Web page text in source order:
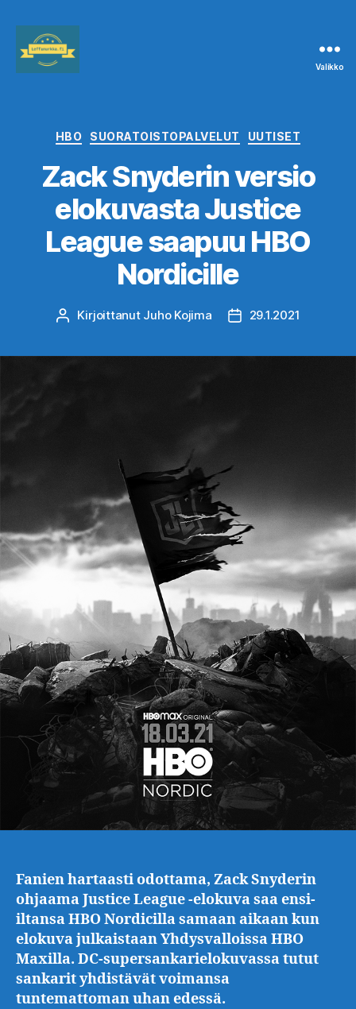
Valikko
Kategoriat
HBO SUORATOISTOPALVELUT UUTISET
Zack Snyderin versio
elokuvasta Justice
League saapuu HBO
Nordicille
Kirjoittaja
Kirjoittanut Juho Kojima Julkaisupäivämäärä
29.1.2021
Fanien hartaasti odottama, Zack Snyderin
ohjaama Justice League -elokuva saa ensi-
iltansa HBO Nordicilla samaan aikaan kun
elokuva julkaistaan Yhdysvalloissa HBO
Maxilla. DC-supersankarielokuvassa tutut
sankarit yhdistävät voimansa
tuntemattoman uhan edessä.